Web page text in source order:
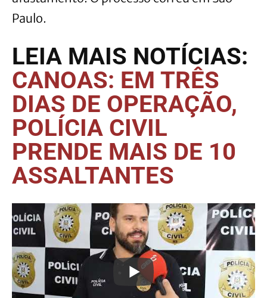
Paulo.
LEIA MAIS NOTÍCIAS:
CANOAS: EM TRÊS
DIAS DE OPERAÇÃO,
POLÍCIA CIVIL
PRENDE MAIS DE 10
ASSALTANTES